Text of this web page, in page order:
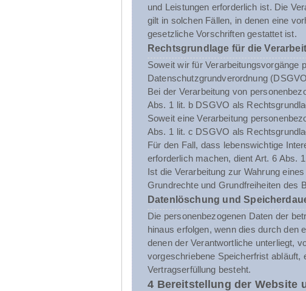
und Leistungen erforderlich ist. Die
gilt in solchen Fällen, in denen eine
gesetzliche Vorschriften gestattet ist.
Rechtsgrundlage für die
Soweit wir für Verarbeitungsvorgänge
Datenschutzgrundverordnung
Bei der Verarbeitung von
Abs. 1 lit. b DSGVO als
Soweit eine Verarbeitung
Abs. 1 lit. c DSGVO als
Für den Fall, dass lebenswichtige
erforderlich machen, dient Art. 6 Abs.
Ist die Verarbeitung zur Wahrung
Grundrechte und Grundfreiheiten des
Datenlöschung und
Die personenbezogenen Daten der
hinaus erfolgen, wenn dies durch den
denen der Verantwortliche unterliegt,
vorgeschriebene Speicherfrist
Vertragserfüllung besteht.
4 Bereitstellung der Website